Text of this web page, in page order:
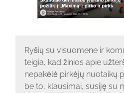
Ryšių su visuomene ir
teigia, kad žinios apie
nepakėlė pirkėjų nuotaikų
be to, klausimai, susiję su